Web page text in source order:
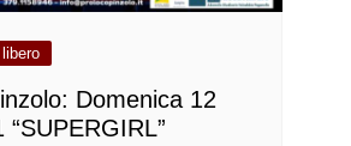
Domenica 12
“SUPERGIRL”